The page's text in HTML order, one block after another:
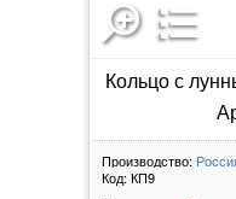
Кольцо с
Производство:
Код: КП9